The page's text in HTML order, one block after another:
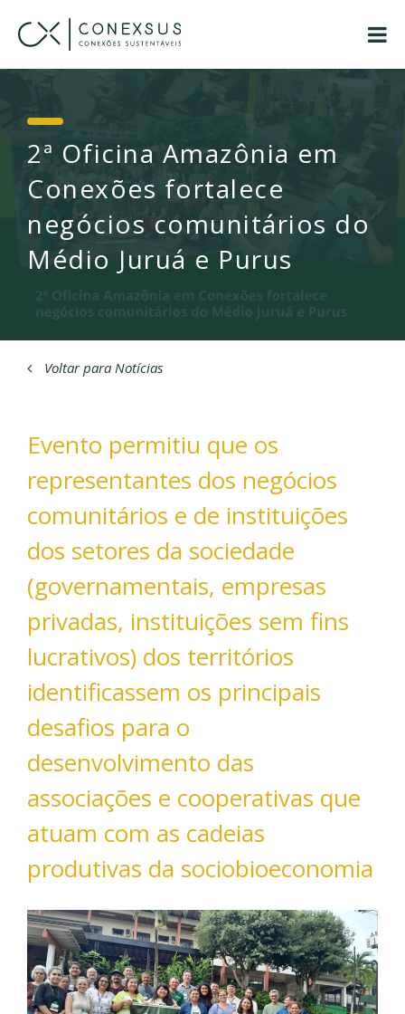
2ª Oficina Amazônia em
Conexões fortalece
negócios comunitários do
Médio Juruá e Purus
Voltar para Notícias
Evento permitiu que os
representantes dos negócios
comunitários e de instituições
dos setores da sociedade
(governamentais, empresas
privadas, instituições sem fins
lucrativos) dos territórios
identificassem os principais
desafios para o
desenvolvimento das
associações e cooperativas que
atuam com as cadeias
produtivas da sociobioeconomia